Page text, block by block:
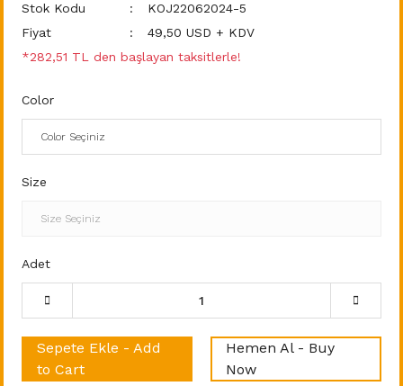
Stok Kodu
KOJ22062024-5
Fiyat
49,50 USD + KDV
*282,51 TL den başlayan taksitlerle!
Color
Size
Adet
Sepete Ekle - Add
to Cart
Hemen Al - Buy
Now